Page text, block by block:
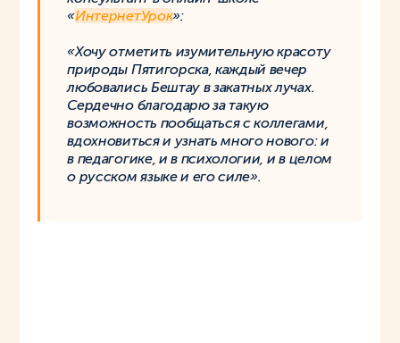
«ИнтернетУрок»:
«Хочу отметить изумительную красоту
природы Пятигорска, каждый вечер
любовались Бештау в закатных лучах.
Сердечно благодарю за такую
возможность пообщаться с коллегами,
вдохновиться и узнать много нового: и
в педагогике, и в психологии, и в целом
о русском языке и его силе».